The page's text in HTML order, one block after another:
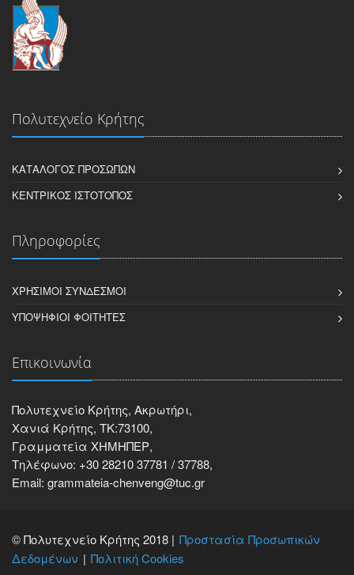
Πολυτεχνείο Κρήτης
ΚΑΤΆΛΟΓΟΣ ΠΡΟΣΏΠΩΝ
ΚΕΝΤΡΙΚΌΣ ΙΣΤΌΤΟΠΟΣ
Πληροφορίες
ΧΡΉΣΙΜΟΙ ΣΎΝΔΕΣΜΟΙ
ΥΠΟΨΉΦΙΟΙ ΦΟΙΤΗΤΈΣ
Επικοινωνία
Πολυτεχνείο Κρήτης, Ακρωτήρι,
Χανιά Κρήτης, ΤΚ:73100,
Γραμματεία ΧΗΜΗΠΕΡ,
Τηλέφωνο: +30 28210 37781 / 37788,
Email: grammateia-chenveng@tuc.gr
© Πολυτεχνείο Κρήτης 2018 | Προστασία Προσωπικών
Δεδομένων
Πολιτική Cookies